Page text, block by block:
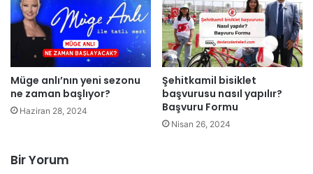
Müge anlı’nın yeni sezonu
ne zaman başlıyor?
Haziran 28, 2024
Şehitkamil bisiklet
başvurusu nasıl yapılır?
Başvuru Formu
Nisan 26, 2024
Bir Yorum